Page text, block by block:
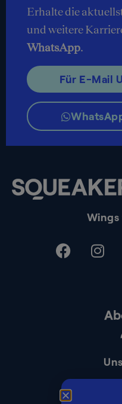
Wings
Erhalte die
und weitere
WhatsApp.
Für E-Mail